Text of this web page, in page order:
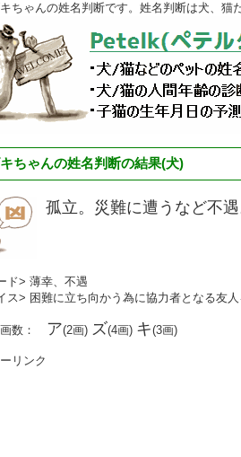
ちゃんの姓名判断です。姓名判断は犬、猫
ちゃんの姓名判断の結果(犬)
孤立。災難に遭うなど不
ド> 薄幸、不遇
ス> 困難に立ち向かう為に協力者となる友人
数： ア(2画) ズ(4画) キ(3画)
リンク